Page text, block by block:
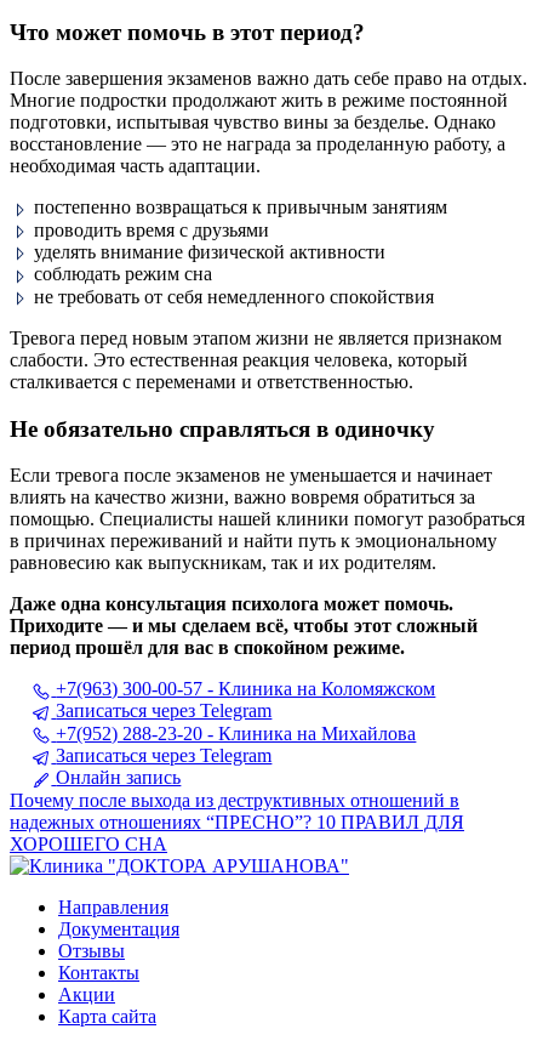
Что может помочь в этот период?
После завершения экзаменов важно дать себе право на отдых.
Многие подростки продолжают жить в режиме постоянной
подготовки, испытывая чувство вины за безделье. Однако
восстановление — это не награда за проделанную работу, а
необходимая часть адаптации.
постепенно возвращаться к привычным занятиям
проводить время с друзьями
уделять внимание физической активности
соблюдать режим сна
не требовать от себя немедленного спокойствия
Тревога перед новым этапом жизни не является признаком
слабости. Это естественная реакция человека, который
сталкивается с переменами и ответственностью.
Не обязательно справляться в одиночку
Если тревога после экзаменов не уменьшается и начинает
влиять на качество жизни, важно вовремя обратиться за
помощью. Специалисты нашей клиники помогут разобраться
в причинах переживаний и найти путь к эмоциональному
равновесию как выпускникам, так и их родителям.
Даже одна консультация психолога может помочь.
Приходите — и мы сделаем всё, чтобы этот сложный
период прошёл для вас в спокойном режиме.
+7(963) 300-00-57 - Клиника на Коломяжском
Записаться через Telegram
+7(952) 288-23-20 - Клиника на Михайлова
Записаться через Telegram
Онлайн запись
Почему после выхода из деструктивных отношений в
надежных отношениях “ПРЕСНО”? 10 ПРАВИЛ ДЛЯ
ХОРОШЕГО СНА
Направления
Документация
Отзывы
Контакты
Акции
Карта сайта